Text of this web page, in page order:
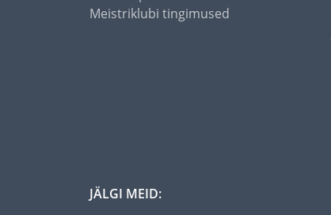
Meistriklubi tingimused
JÄLGI MEID: